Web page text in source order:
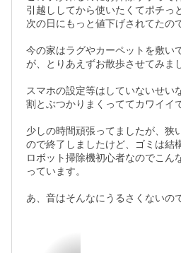
引越ししてから使いたくてポチっ
次の日にもっと値下げされてたの
今の家はラグやカーペットを敷い
が、とりあえずお散歩させてみま
スマホの設定等はしていないせい
割とぶつかりまくっててカワイイ
少しの時間頑張ってましたが、狭
ので終了しましたけど、ゴミは結
ロボット掃除機初心者なのでこん
っています。
あ、音はそんなにうるさくないの